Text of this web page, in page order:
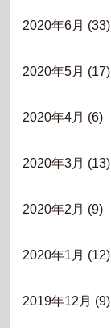
2020年6月 (33)
2020年5月 (17)
2020年4月 (6)
2020年3月 (13)
2020年2月 (9)
2020年1月 (12)
2019年12月 (9)